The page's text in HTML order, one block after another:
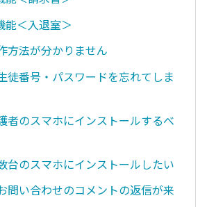
能＜入退室＞
方法が分かりません
徒番号・パスワードを忘れてしま
者のスマホにインストールするべ
台のスマホにインストールしたい
問い合わせのコメントの返信が来